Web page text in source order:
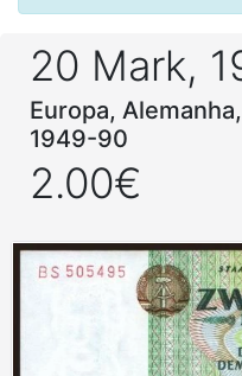
20 Mark,
Europa,
1949-90
2.00€